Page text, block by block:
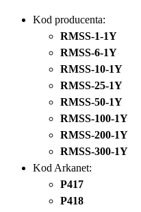
Kod producenta:
RMSS-1-1Y
RMSS-6-1Y
RMSS-10-1Y
RMSS-25-1Y
RMSS-50-1Y
RMSS-100-1Y
RMSS-200-1Y
RMSS-300-1Y
Kod Arkanet:
P417
P418